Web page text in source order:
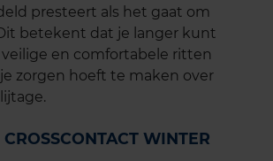
presteert als het gaat om
betekent dat je langer kunt
en comfortabele ritten
zorgen hoeft te maken over
WINTER